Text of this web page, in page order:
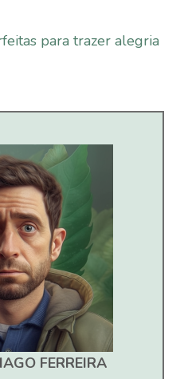
para trazer alegria
FERREIRA